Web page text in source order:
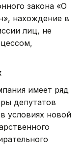
закона «О
нахождение в
лиц, не
имеет ряд
депутатов
условиях новой